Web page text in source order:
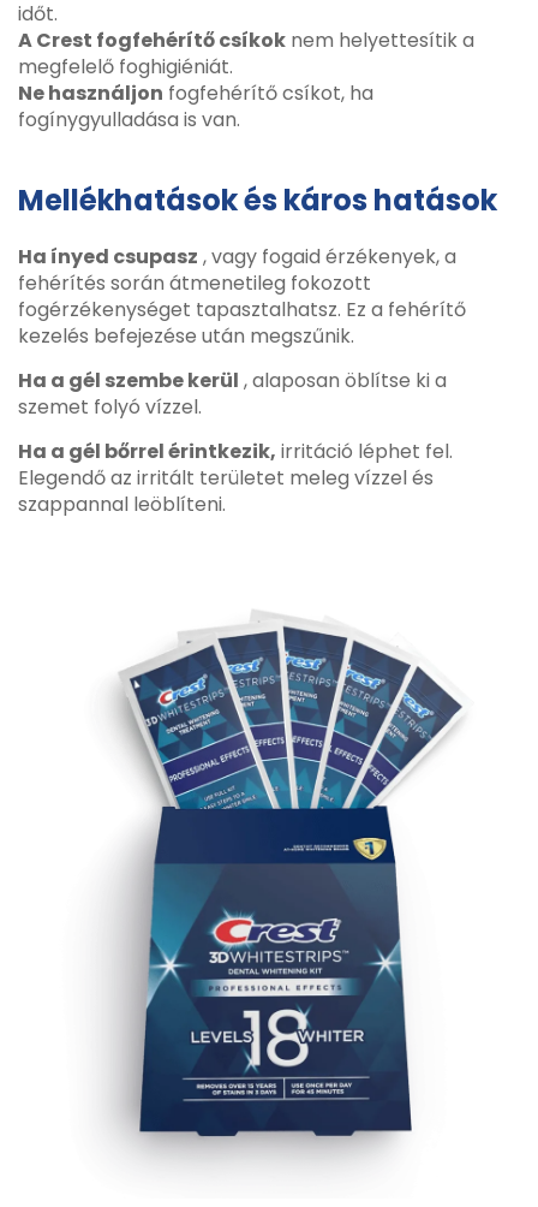
időt.
A Crest fogfehérítő csíkok nem helyettesítik a
megfelelő foghigiéniát.
Ne használjon fogfehérítő csíkot, ha
fogínygyulladása is van.
Mellékhatások és káros hatások
Ha ínyed csupasz , vagy fogaid érzékenyek, a
fehérítés során átmenetileg fokozott
fogérzékenységet tapasztalhatsz. Ez a fehérítő
kezelés befejezése után megszűnik.
Ha a gél szembe kerül , alaposan öblítse ki a
szemet folyó vízzel.
Ha a gél bőrrel érintkezik, irritáció léphet fel.
Elegendő az irritált területet meleg vízzel és
szappannal leöblíteni.